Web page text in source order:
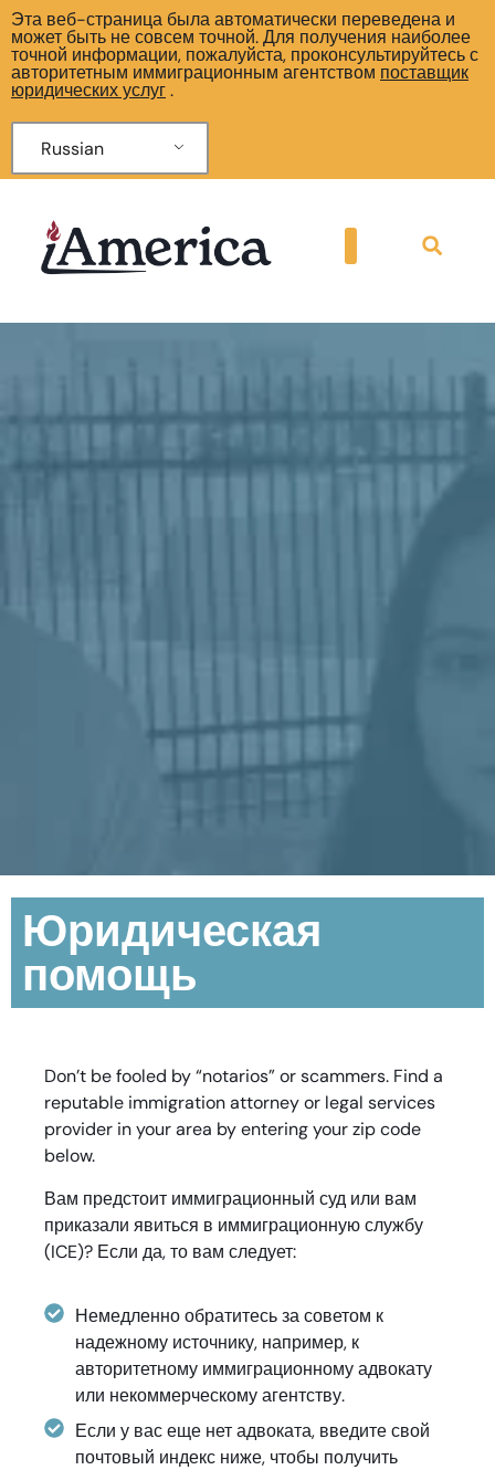
Эта веб-страница была автоматически переведена и
может быть не совсем точной. Для получения наиболее
точной информации, пожалуйста, проконсультируйтесь с
авторитетным иммиграционным агентством поставщик
юридических услуг.
Russian
Юридическая
помощь
Don’t be fooled by “notarios” or scammers. Find a
reputable immigration attorney or legal services
provider in your area by entering your zip code
below.
Вам предстоит иммиграционный суд или вам
приказали явиться в иммиграционную службу
(ICE)? Если да, то вам следует:
Немедленно обратитесь за советом к
надежному источнику, например, к
авторитетному иммиграционному адвокату
или некоммерческому агентству.
Если у вас еще нет адвоката, введите свой
почтовый индекс ниже, чтобы получить